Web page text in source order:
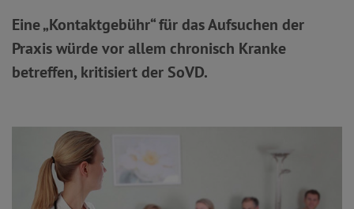
Eine „Kontaktgebühr“ für das Aufsuchen der
Praxis würde vor allem chronisch Kranke
betreffen, kritisiert der SoVD.